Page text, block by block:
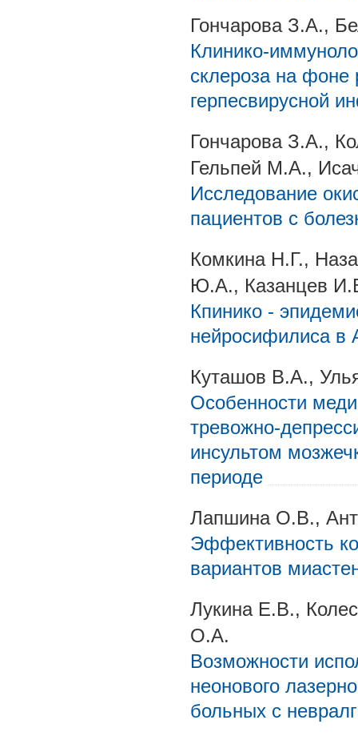
Гончарова З.А.,
Клинико-
склероза на фоне
герпесвирусной
Гончарова З.А.,
Гельпей М.А.,
Исследование
пациентов с
Комкина Н.Г.,
Ю.А., Казанцев
Кпинико -
нейросифилиса в
Куташов В.А.,
Особенности
тревожно-
инсультом
периоде
Лапшина О.В.,
Эффективность
вариантов
Лукина Е.В.,
О.А.
Возможности
неонового
больных с